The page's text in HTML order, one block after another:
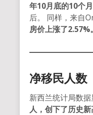
年10月底的10个
后。 同样，来自
房价上涨了2.57%。
净移民人
新西兰统计局数据
人，创下了历史新